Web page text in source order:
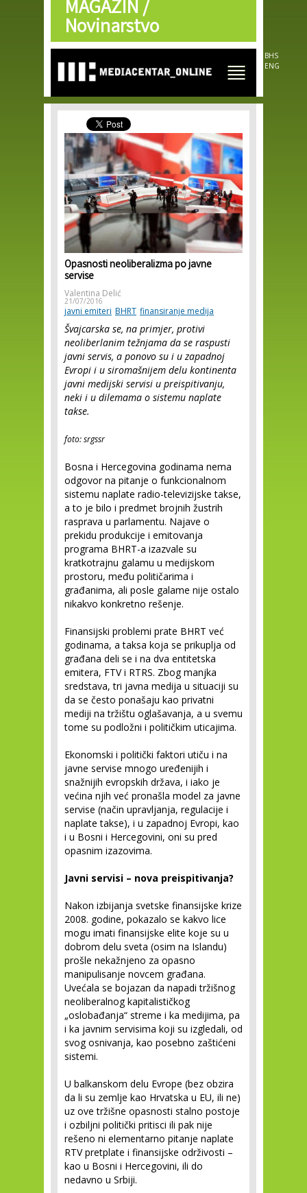
Skip to
main
content
MAGAZIN /
Novinarstvo
BHS
ENG
Opasnosti neoliberalizma po javne
servise
Valentina Delić
21/07/2016
javni emiteri BHRT finansiranje medija
Švajcarska se, na primjer, protivi
neoliberlanim težnjama da se raspusti
javni servis, a ponovo su i uzapadnoj
Evropi i u siromašnijem delu kontinenta
javni medijski servisi u preispitivanju,
neki i u dilemama o sistemu naplate
takse.
foto: srgssr
Bosna i Hercegovina godinama nema
odgovor na pitanje o funkcionalnom
sistemu naplate radio-televizijske takse,
a to je bilo i predmet brojnih žustrih
rasprava u parlamentu. Najave o
prekidu produkcije i emitovanja
programa BHRT-a izazvale su
kratkotrajnu galamu u medijskom
prostoru, među političarima i
građanima, ali posle galame nije ostalo
nikakvo konkretno rešenje.
Finansijski problemi prate BHRT već
godinama, a taksa koja se prikuplja od
građana deli se i na dva entitetska
emitera, FTV i RTRS. Zbog manjka
sredstava, tri javna medija u situaciji su
da se često ponašaju kao privatni
mediji na tržištu oglašavanja, a u svemu
tome su podložni i političkim uticajima.
Ekonomski i politički faktori utiču i na
javne servise mnogo uređenijih i
snažnijih evropskih država, i iako je
većina njih već pronašla model za javne
servise (način upravljanja, regulacije i
naplate takse), i u zapadnoj Evropi, kao
i u Bosni i Hercegovini, oni su pred
opasnim izazovima.
Javni servisi – nova preispitivanja?
Nakon izbijanja svetske finansijske krize
2008. godine, pokazalo se kakvo lice
mogu imati finansijske elite koje su u
dobrom delu sveta (osim na Islandu)
prošle nekažnjeno za opasno
manipulisanje novcem građana.
Uvećala se bojazan da napadi tržišnog
neoliberalnog kapitalističkog
„oslobađanja“ streme i ka medijima, pa
i ka javnim servisima koji su izgledali, od
svog osnivanja, kao posebno zaštićeni
sistemi.
U balkanskom delu Evrope (bez obzira
da li su zemlje kao Hrvatska u EU, ili ne)
uz ove tržišne opasnosti stalno postoje
i ozbiljni politički pritisci ili pak nije
rešeno ni elementarno pitanje naplate
RTV pretplate i finansijske održivosti –
kao u Bosni i Hercegovini, ili do
nedavno u Srbiji.